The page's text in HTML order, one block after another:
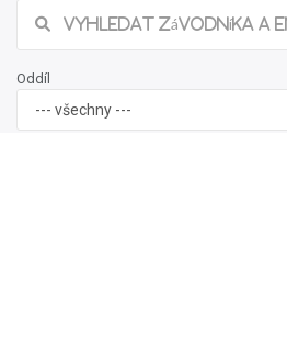
Oddíl